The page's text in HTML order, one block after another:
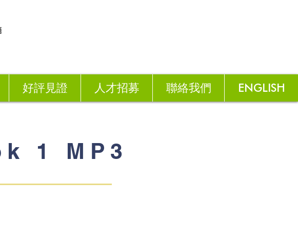
1 MP3
好評見證 人才招募 聯絡我們 ENGLISH